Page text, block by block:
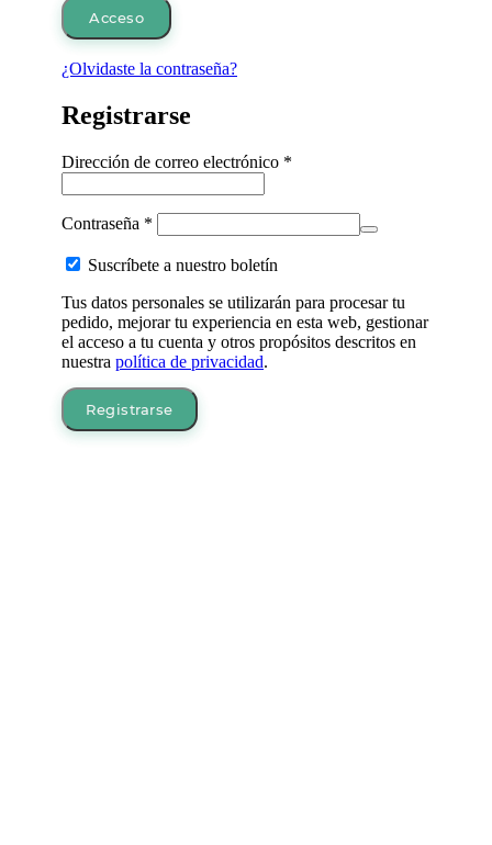
Acceso
¿Olvidaste la contraseña?
Registrarse
Dirección de correo electrónico *
Contraseña *
Suscríbete a nuestro boletín
Tus datos personales se utilizarán para procesar tu
pedido, mejorar tu experiencia en esta web, gestionar
el acceso a tu cuenta y otros propósitos descritos en
nuestra política de privacidad.
Registrarse